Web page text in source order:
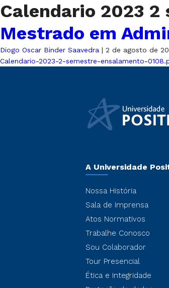
Calendario 2023
Mestrado em
Diogo Oscar Binder Saavedra | 2 de agosto de
Calendario-2023-2-semestre-ensalamento-
A Universidade
Nossa História
Sala de Imprensa
Atos Normativos
Trabalhe Conosco
Sou Colaborador
Tour Presencial
Ética e Integridade